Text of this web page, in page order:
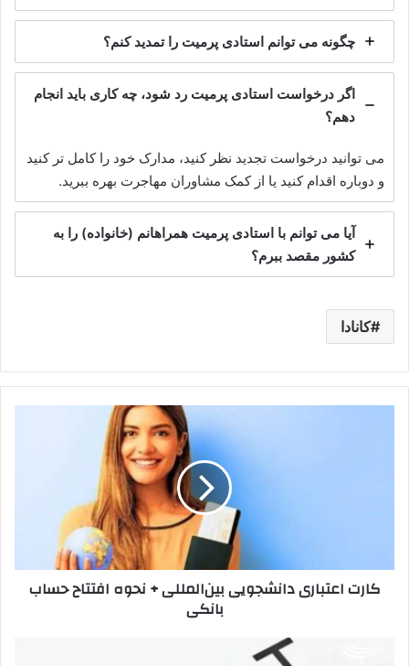
چگونه می‌ توانم استادی پرمیت را تمدید کنم؟
اگر درخواست استادی پرمیت رد شود، چه کاری باید انجام
دهم؟
می‌ توانید درخواست تجدید نظر کنید، مدارک خود را کامل‌ تر کنید
و دوباره اقدام کنید یا از کمک مشاوران مهاجرت بهره ببرید.
آیا می‌ توانم با استادی پرمیت همراهانم (خانواده) را به
کشور مقصد ببرم؟
کانادا
بانکی
کارت اعتباری دانشجویی بین‌المللی + نحوه افتتاح حساب
بانکی